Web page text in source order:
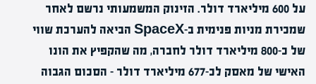
על 600 מיליארד דולר. הזינוק המשמעותי נרשם לאחר
שמכירת מניות פנימית ב-SpaceX הביאה להערכת שווי
של כ-800 מיליארד דולר לחברה, מה שהקפיץ את הונו
האישי של מאסק לכ-677 מיליארד דולר – הסכום הגבוה